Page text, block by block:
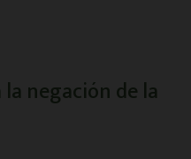
negación de la